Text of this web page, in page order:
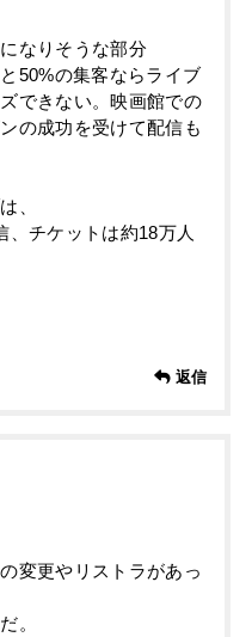
なりそうな部分
50%の集客ならライブ
できない。映画館での
の成功を受けて配信も
、
、チケットは約18万人
返信
変更やリストラがあっ
。